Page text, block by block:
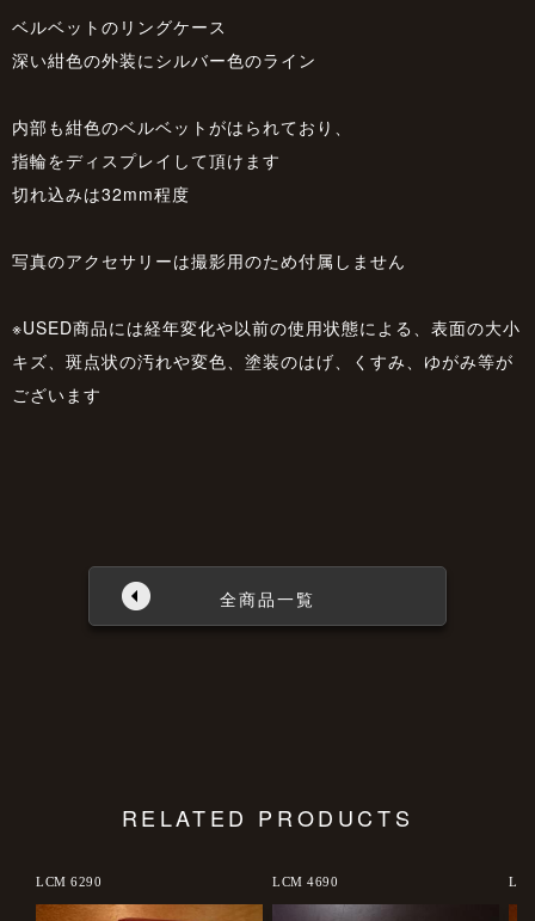
ベルベットのリングケース
深い紺色の外装にシルバー色のライン
内部も紺色のベルベットがはられており、
指輪をディスプレイして頂けます
切れ込みは32mm程度
写真のアクセサリーは撮影用のため付属しません
※USED商品には経年変化や以前の使用状態による、表面の大小
キズ、斑点状の汚れや変色、塗装のはげ、くすみ、ゆがみ等が
ございます
全商品一覧
RELATED PRODUCTS
LCM 6290 LCM 4690